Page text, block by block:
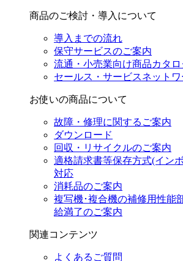
商品のご検討・導入について
導入までの流れ
保守サービスのご案内
流通・小売業向け商品カタロ
セールス・サービスネットワ
お使いの商品について
故障・修理に関するご案内
ダウンロード
回収・リサイクルのご案内
適格請求書等保存方式(イン
対応
消耗品のご案内
複写機･複合機の補修用性能
給満了のご案内
関連コンテンツ
よくあるご質問